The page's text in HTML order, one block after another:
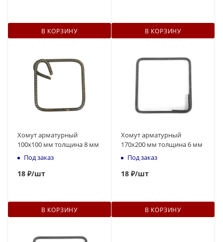
В КОРЗИНУ В КОРЗИНУ
Хомут арматурный
100х100 мм толщина 8 мм
Под заказ
18 ₽/шт
В КОРЗИНУ
Хомут арматурный
170х200 мм толщина 6 мм
Под заказ
18 ₽/шт
В КОРЗИНУ